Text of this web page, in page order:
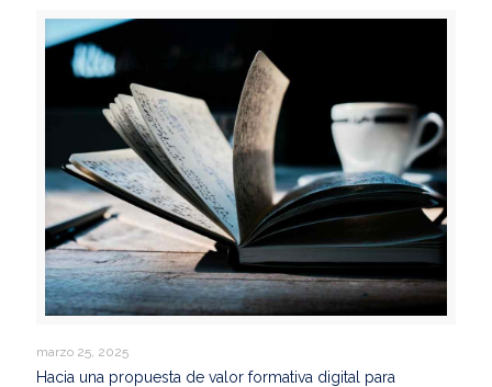
marzo 25, 2025
Hacia una propuesta de valor formativa digital para